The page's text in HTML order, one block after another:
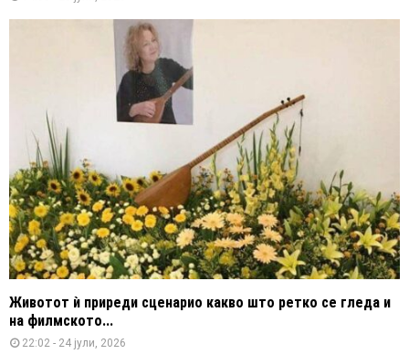
Животот ѝ приреди сценарио какво што ретко се гледа и
на филмското...
22:02 - 24 јули, 2026